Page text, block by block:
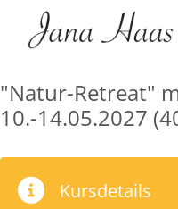
"Natur-Retreat"
10.-14.05.2027
Kursdetails